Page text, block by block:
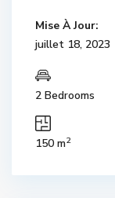
Mise À Jour:
juillet 18, 2023
2 Bedrooms
150 m2